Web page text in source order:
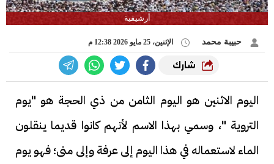
أرشيفية
حبيبة محمد الإثنين، 25 مايو 2026 12:38 م
شارك
اليوم الاثنين هو اليوم الثامن من ذي الحجة هو "يوم
التروية "، وسمي بهذا الاسم لأنهم كانوا قديما ينقلون
الماء لاستعماله في هذا اليوم إلى عرفة وإلى منى؛ فهو يوم